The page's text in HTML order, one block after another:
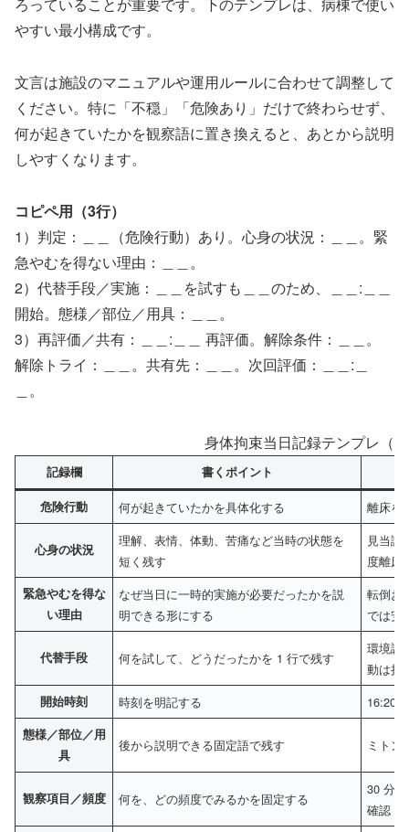
ろっていることが重要です。下のテンプレは、病棟で使い
やすい最小構成です。
文言は施設のマニュアルや運用ルールに合わせて調整して
ください。特に「不穏」「危険あり」だけで終わらせず、
何が起きていたかを観察語に置き換えると、あとから説明
しやすくなります。
コピペ用（3行）
1）判定：＿＿（危険行動）あり。心身の状況：＿＿。緊
急やむを得ない理由：＿＿。
2）代替手段／実施：＿＿を試すも＿＿のため、＿＿:＿＿
開始。態様／部位／用具：＿＿。
3）再評価／共有：＿＿:＿＿ 再評価。解除条件：＿＿。
解除トライ：＿＿。共有先：＿＿。次回評価：＿＿:＿
＿。
身体拘束当日記録テンプレ（
記録欄 書くポイント
危険行動 何が起きていたかを具体化する 離床を
心身の状況
理解、表情、体動、苦痛など当時の状態を
短く残す
見当識
度離床
緊急やむを得な
い理由
なぜ当日に一時的実施が必要だったかを説
明できる形にする
転倒お
では安
代替手段 何を試して、どうだったかを 1 行で残す
環境調
動は持
開始時刻 時刻を明記する 16:20
態様／部位／用
具
後から説明できる固定語で残す ミトン
観察項目／頻度 何を、どの頻度でみるかを固定する
30 分
確認